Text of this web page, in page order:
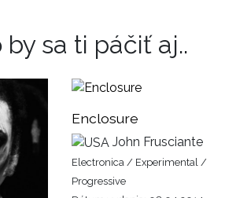
by sa ti páčiť aj..
Enclosure
John Frusciante
Electronica / Experimental /
Progressive